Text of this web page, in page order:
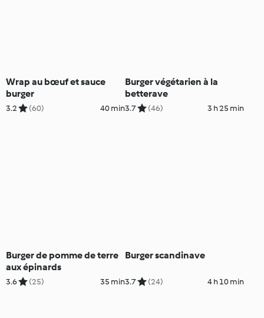
Wrap au bœuf et sauce
burger
3.2 (60) 40 min
Burger végétarien à la
betterave
3.7 (46) 3 h 25 min
Burger de pomme de terre
aux épinards
3.6 (25) 35 min
Burger scandinave
3.7 (24) 4 h 10 min